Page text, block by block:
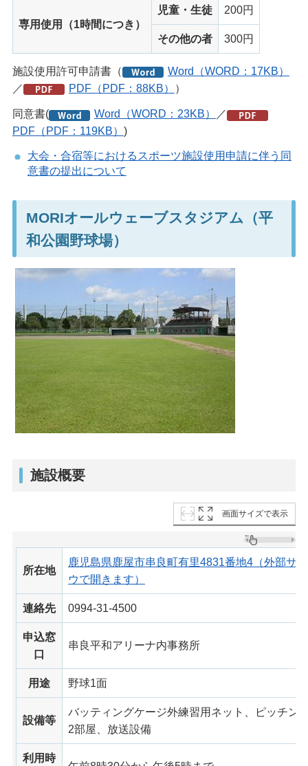
専用使用（1時間につき）
児童・生徒 200円
その他の者 300円
施設使用許可申請書（
Word（WORD：17KB）
／
PDF（PDF：88KB） ）
同意書( Word（WORD：23KB）
／
PDF（PDF：119KB） )
大会・合宿等におけるスポーツ施設使用申請に伴う同
意書の提出について
MORIオールウェーブスタジアム（平
和公園野球場）
施設概要
画面サイズで表示
所在地
鹿児島県鹿屋市串良町有里4831番地4（外部サ
ウで開きます）
連絡先 0994-31-4500
申込窓
口
串良平和アリーナ内事務所
用途 野球1面
設備等
バッティングケージ外練習用ネット、ピッチン
2部屋、放送設備
利用時